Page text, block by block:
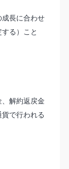
長に合わせ
る）こと
解約返戻金
で行われる